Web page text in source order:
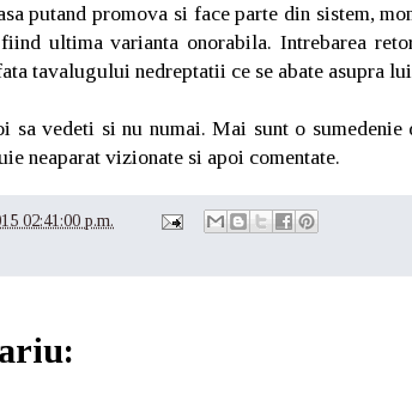
putand promova si face parte din sistem,
ultima varianta onorabila. Intrebarea
tavalugului nedreptatii ce se abate asupra
sa vedeti si nu numai. Mai sunt o sumedenie
neaparat vizionate si apoi comentate.
02:41:00 p.m.